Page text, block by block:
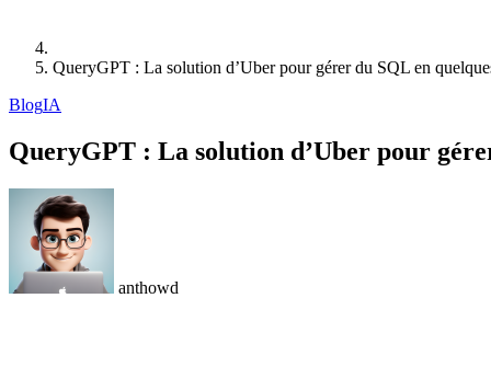
QueryGPT : La solution d’Uber pour gérer du SQL en
BlogIA
QueryGPT : La solution d’Uber pour
anthowd